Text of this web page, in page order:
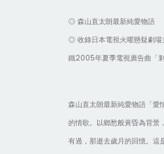
◎ 森山直太朗最新純愛物語
◎ 收錄日本電視火曜懸疑劇場
鐵2005年夏季電視廣告曲「剎
森山直太朗最新純愛物語「愛
的情歌。以鄉愁般黃昏為背景
有過，那逝去歲月的回憶。這